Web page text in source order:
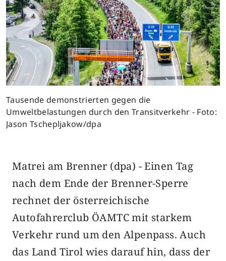
Tausende demonstrierten gegen die
Umweltbelastungen durch den Transitverkehr - Foto:
Jason Tschepljakow/dpa
Previous Next
Matrei am Brenner (dpa) - Einen Tag
nach dem Ende der Brenner-Sperre
rechnet der österreichische
Autofahrerclub ÖAMTC mit starkem
Verkehr rund um den Alpenpass. Auch
das Land Tirol wies darauf hin, dass der